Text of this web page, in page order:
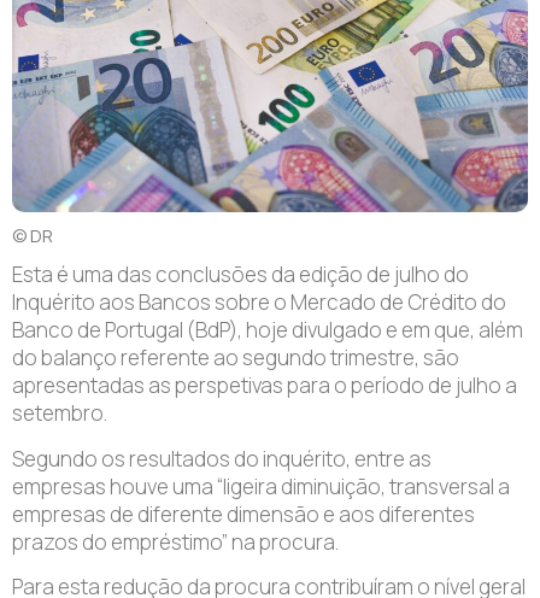
© DR
Esta é uma das conclusões da edição de julho do
Inquérito aos Bancos sobre o Mercado de Crédito do
Banco de Portugal (BdP), hoje divulgado e em que, além
do balanço referente ao segundo trimestre, são
apresentadas as perspetivas para o período de julho a
setembro.
Segundo os resultados do inquérito, entre as
empresas houve uma “ligeira diminuição, transversal a
empresas de diferente dimensão e aos diferentes
prazos do empréstimo” na procura.
Para esta redução da procura contribuíram o nível geral